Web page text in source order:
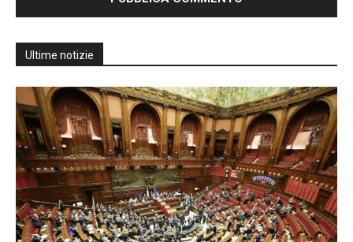
Ultime notizie